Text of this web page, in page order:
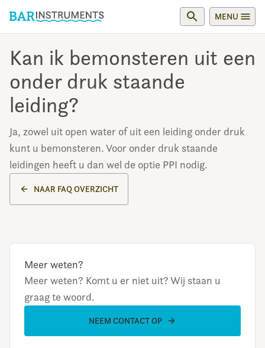
MENU
Kan ik bemonsteren uit een
onder druk staande
leiding?
Ja, zowel uit open water of uit een leiding onder druk
kunt u bemonsteren. Voor onder druk staande
leidingen heeft u dan wel de optie PPI nodig.
NAAR FAQ OVERZICHT
Meer weten?
Meer weten? Komt u er niet uit? Wij staan u
graag te woord.
NEEM CONTACT OP